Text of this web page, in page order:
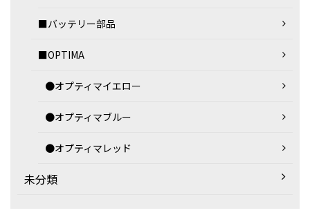
■バッテリー部品
■OPTIMA
●オプティマイエロー
●オプティマブルー
●オプティマレッド
未分類